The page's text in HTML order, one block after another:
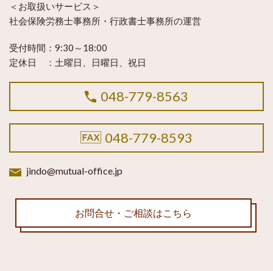
＜お取扱いサービス＞
社会保険労務士事務所・行政書士事務所の運営
受付時間：9:30～18:00
定休日 ：土曜日、日曜日、祝日
048-779-8563
048-779-8593
jindo@mutual-office.jp
お問合せ・ご相談はこちら